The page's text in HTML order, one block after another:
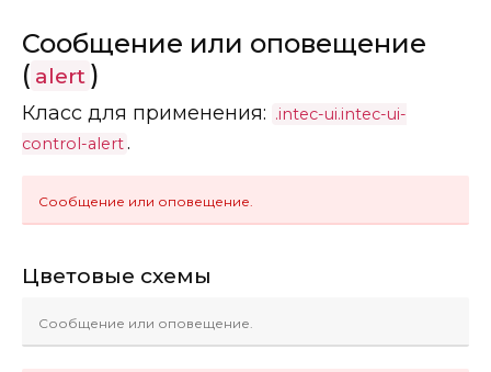
Сообщение или оповещение
( alert )
Класс для применения: .intec-ui.intec-ui-
control-alert.
Сообщение или оповещение.
Цветовые схемы
Сообщение или оповещение.